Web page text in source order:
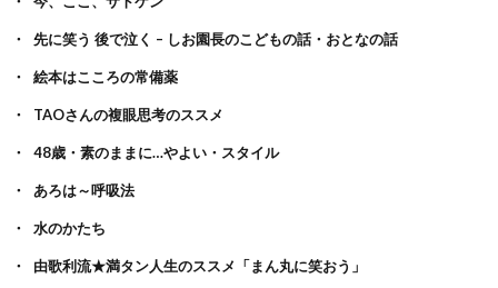
先に笑う 後で泣く – しお園長のこどもの話・おとなの話
絵本はこころの常備薬
TAOさんの複眼思考のススメ
48歳・素のままに…やよい・スタイル
あろは～呼吸法
水のかたち
由歌利流★満タン人生のススメ「まん丸に笑おう」